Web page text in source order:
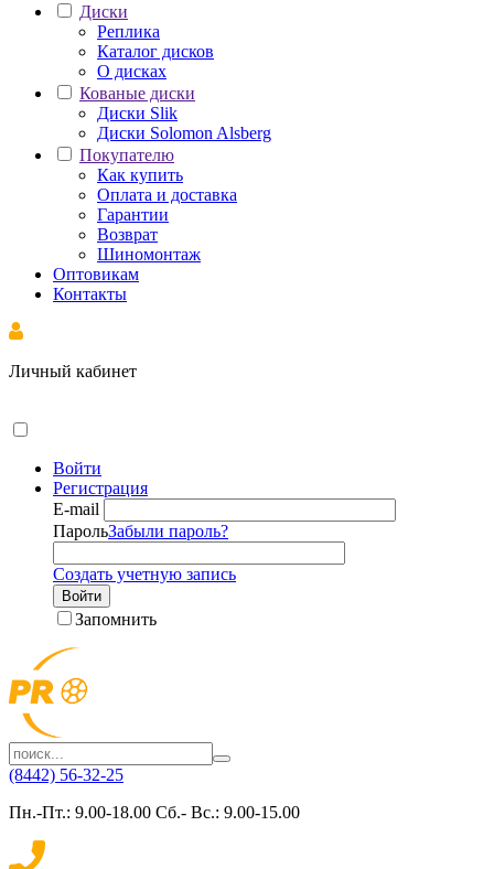
Диски
Реплика
Каталог дисков
О дисках
Кованые диски
Диски Slik
Диски Solomon Alsberg
Покупателю
Как купить
Оплата и доставка
Гарантии
Возврат
Шиномонтаж
Оптовикам
Контакты
Личный кабинет
Войти
Регистрация
E-mail
ПарольЗабыли пароль?
Создать учетную запись
Войти
Запомнить
(8442) 56-32-25
Пн.-Пт.: 9.00-18.00 Сб.- Вс.: 9.00-15.00